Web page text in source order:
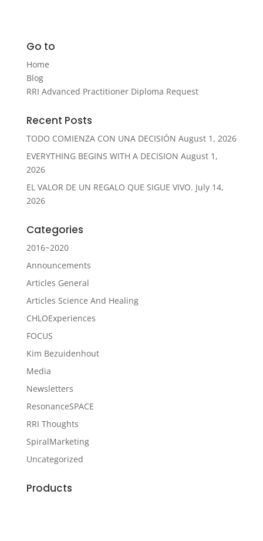
Go to
Home
Blog
RRI Advanced Practitioner Diploma Request
Recent Posts
TODO COMIENZA CON UNA DECISIÓN August 1, 2026
EVERYTHING BEGINS WITH A DECISION August 1,
2026
EL VALOR DE UN REGALO QUE SIGUE VIVO. July 14,
2026
Categories
2016~2020
Announcements
Articles General
Articles Science And Healing
CHLOExperiences
FOCUS
Kim Bezuidenhout
Media
Newsletters
ResonanceSPACE
RRI Thoughts
SpiralMarketing
Uncategorized
Products